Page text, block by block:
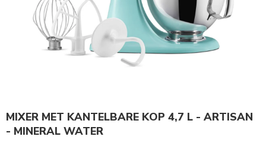
MIXER MET KANTELBARE KOP 4,7 L - ARTISAN
- MINERAL WATER